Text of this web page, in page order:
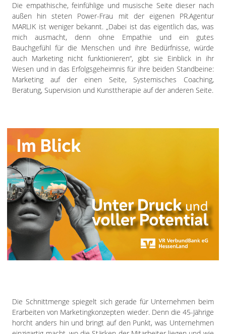
Die empathische, feinfühlige und musische Seite dieser nach
außen hin steten Power-Frau mit der eigenen PR.Agentur
MARLIK ist weniger bekannt. „Dabei ist das eigentlich das, was
mich ausmacht, denn ohne Empathie und ein gutes
Bauchgefühl für die Menschen und ihre Bedürfnisse, würde
auch Marketing nicht funktionieren“, gibt sie Einblick in ihr
Wesen und in das Erfolgsgeheimnis für ihre beiden Standbeine:
Marketing auf der einen Seite, Systemisches Coaching,
Beratung, Supervision und Kunsttherapie auf der anderen Seite.
Die Schnittmenge spiegelt sich gerade für Unternehmen beim
Erarbeiten von Marketingkonzepten wieder. Denn die 45-Jährige
horcht anders hin und bringt auf den Punkt, was Unternehmen